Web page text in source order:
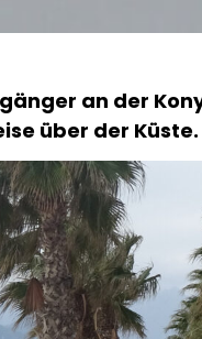
an der
über der Küste.